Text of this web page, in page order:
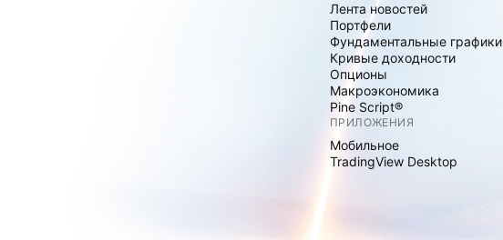
Лента новостей
Портфели
Фундаментальные графики
Кривые доходности
Опционы
Макроэкономика
Pine Script®
ПРИЛОЖЕНИЯ
Мобильное
TradingView Desktop